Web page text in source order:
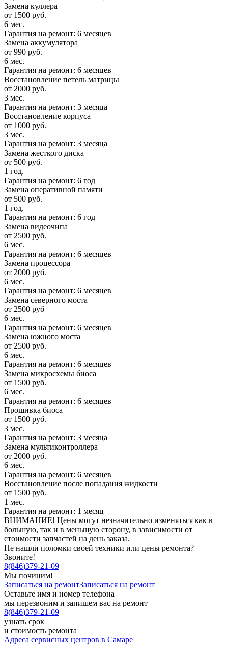
Замена куллера
от 1500 руб.
6 мес.
Гарантия на ремонт: 6 месяцев
Замена аккумулятора
от 990 руб.
6 мес.
Гарантия на ремонт: 6 месяцев
Восстановление петель матрицы
от 2000 руб.
3 мес.
Гарантия на ремонт: 3 месяца
Восстановление корпуса
от 1000 руб.
3 мес.
Гарантия на ремонт: 3 месяца
Замена жесткого диска
от 500 руб.
1 год.
Гарантия на ремонт: 6 год
Замена оперативной памяти
от 500 руб.
1 год.
Гарантия на ремонт: 6 год
Замена видеочипа
от 2500 руб.
6 мес.
Гарантия на ремонт: 6 месяцев
Замена процессора
от 2000 руб.
6 мес.
Гарантия на ремонт: 6 месяцев
Замена северного моста
от 2500 руб
6 мес.
Гарантия на ремонт: 6 месяцев
Замена южного моста
от 2500 руб.
6 мес.
Гарантия на ремонт: 6 месяцев
Замена микросхемы биоса
от 1500 руб.
6 мес.
Гарантия на ремонт: 6 месяцев
Прошивка биоса
от 1500 руб.
3 мес.
Гарантия на ремонт: 3 месяца
Замена мультиконтроллера
от 2000 руб.
6 мес.
Гарантия на ремонт: 6 месяцев
Восстановление после попадания жидкости
от 1500 руб.
1 мес.
Гарантия на ремонт: 1 месяц
ВНИМАНИЕ! Цены могут незначительно изменяться как в
большую, так и в меньшую сторону, в зависимости от
стоимости запчастей на день заказа.
Не нашли поломки своей техники или цены ремонта?
Звоните!
8(846)379-21-09
Мы починим!
Записаться на ремонтЗаписаться на ремонт
Оставьте имя и номер телефона
мы перезвоним и запишем вас на ремонт
8(846)379-21-09
узнать срок
и стоимость ремонта
Адреса сервисных центров в Самаре